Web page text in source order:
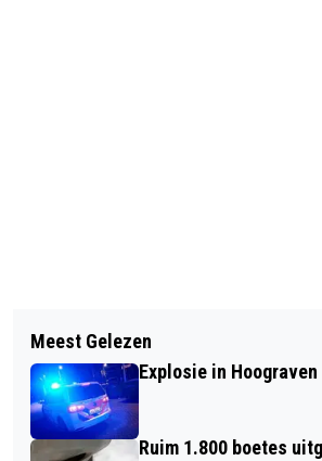
INCHECKEN MET JE
IN TIVOLIVREDENBURG
UTRECHT MAAKT
TOEGANKELIJKER
Meest Gelezen
Explosie in Hoograven
Ruim 1.800 boetes